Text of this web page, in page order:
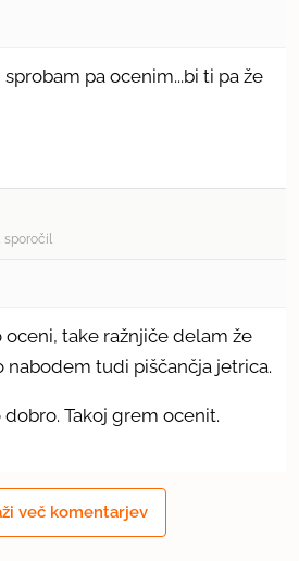
pa ocenim...bi ti pa že
sporočil
take ražnjiče delam že
nabodem tudi piščančja jetrica.
dobro. Takoj grem ocenit.
več komentarjev